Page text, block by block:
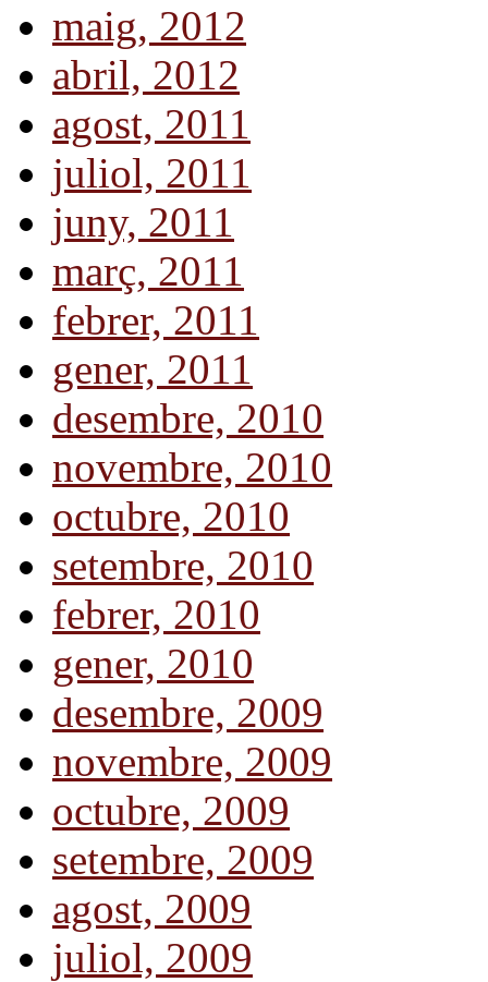
maig, 2012
abril, 2012
agost, 2011
juliol, 2011
juny, 2011
març, 2011
febrer, 2011
gener, 2011
desembre, 2010
novembre, 2010
octubre, 2010
setembre, 2010
febrer, 2010
gener, 2010
desembre, 2009
novembre, 2009
octubre, 2009
setembre, 2009
agost, 2009
juliol, 2009